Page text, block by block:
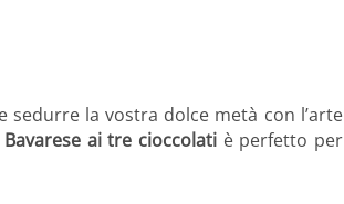
sedurre la vostra dolce metà con l’arte
Bavarese ai tre cioccolati è perfetto per